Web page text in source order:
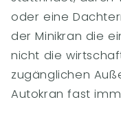
oder eine
der Minikran die
nicht die
zugänglichen
Autokran fast